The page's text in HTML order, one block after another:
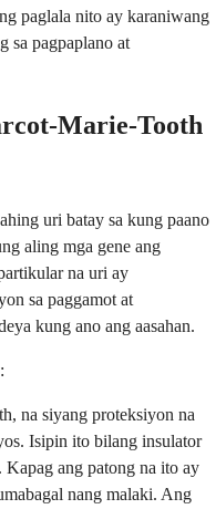
paglala nito ay karaniwang
sa pagpaplano at
Marie-Tooth
uri batay sa kung paano
aling mga gene ang
na uri ay
sa paggamot at
kung ano ang aasahan.
na siyang proteksiyon na
Isipin ito bilang insulator
ang patong na ito ay
nang malaki. Ang